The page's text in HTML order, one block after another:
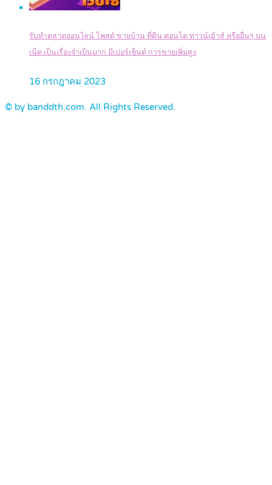
รับทำตลาดออนไลน์ โพสต์ ขายบ้าน ที่ดิน คอนโด ทาวน์เฮ้าส์ หรืออื่นๆ บน
เน็ต เป็นเรื่องจำเป็นมาก มีเปอร์เซ็นต์ การขายเพิ่มสูง
16 กรกฎาคม 2023
© by banddth.com. All Rights Reserved.